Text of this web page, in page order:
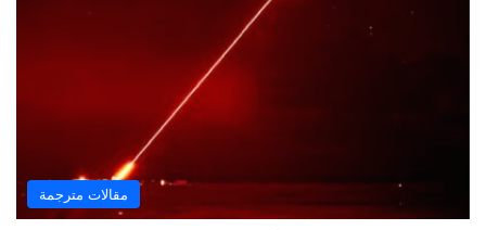
مقالات مترجمة